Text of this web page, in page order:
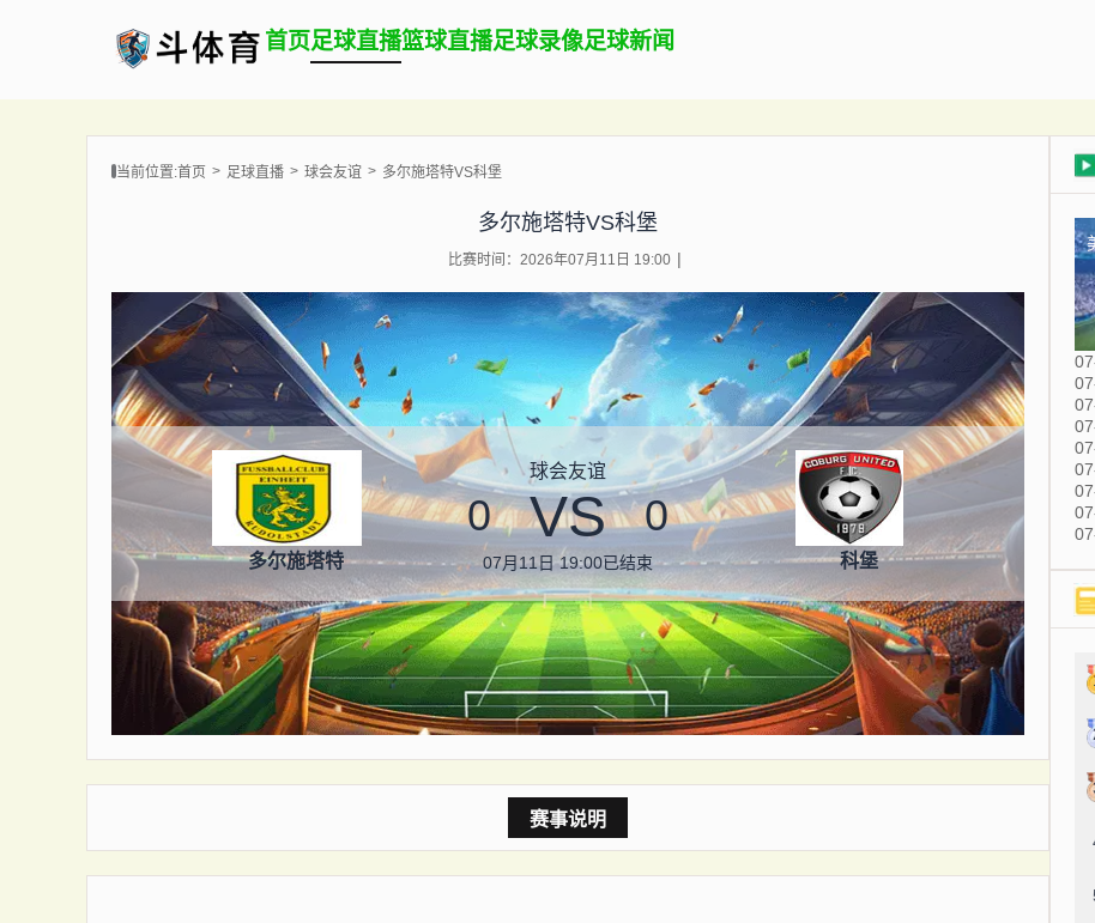
首页足球直播篮球直播足球录像足球新闻
当前位置:首页 足球直播 球会友谊 多尔施塔特VS科堡
多尔施塔特VS科堡
比赛时间：2026年07月11日 19:00
多尔施塔特
球会友谊
0 VS 0
07月11日 19:00已结束 科堡
赛事说明